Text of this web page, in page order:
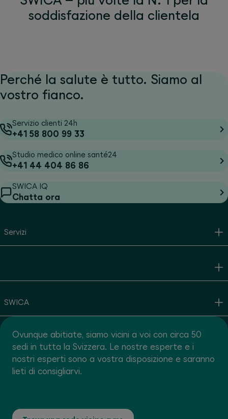
soddisfazione della clientela
Perché la salute è tutto. Siamo al
vostro fianco.
Servizio clienti 24h
+41 58 800 99 33
Studio medico online santé24
+41 44 404 86 86
SWICA IQ
Chatta ora
Servizi
SWICA
Ovunque abitiate, siamo vicini a voi con circa 50
sedi in tutta la Svizzera. Le nostre esperte e i
nostri esperti sono a vostra disposizione e saranno
lieti di consigliarvi.